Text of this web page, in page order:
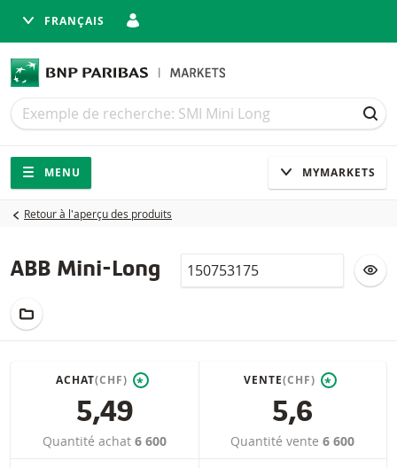
FRANÇAIS
Recherche
Recherche
Navigation
Navigation sur le site
MENU MYMARKETS
Retour à l'aperçu des produits
ABB Mini-Long Valor
ACHAT(CHF) *
5,49
Quantité achat 6 600
VENTE(CHF) *
5,6
Quantité vente 6 600